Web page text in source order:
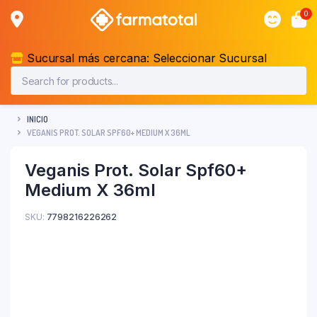
0
Sucursal más cercana: Seleccionar Sucursal
INICIO
VEGANIS PROT. SOLAR SPF60+ MEDIUM X 36ML
Veganis Prot. Solar Spf60+
Medium X 36ml
SKU: 7798216226262